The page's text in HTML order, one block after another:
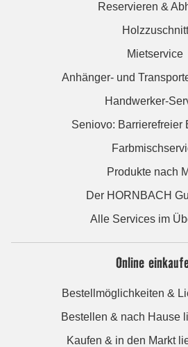
Reservieren &
Holzzuschnitt
Mietservice
Anhänger- und
Handwerker-
Seniovo: Barrierefreier
Produkte nach
Der HORNBACH
Alle Services im
Online
Bestellmöglichkeiten &
Bestellen & nach Hause
Kaufen & in den Markt